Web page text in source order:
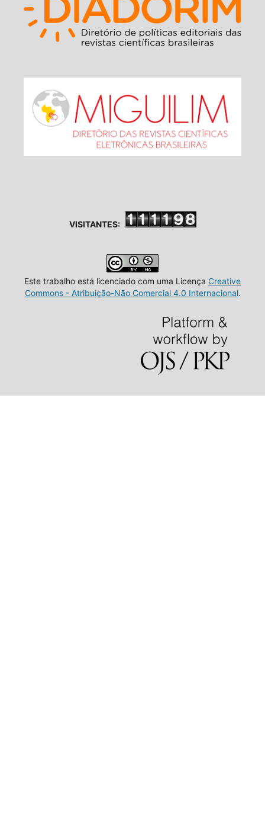
VISITANTES:
Este trabalho está licenciado com uma Licença Creative
Commons - Atribuição-Não Comercial 4.0 Internacional.